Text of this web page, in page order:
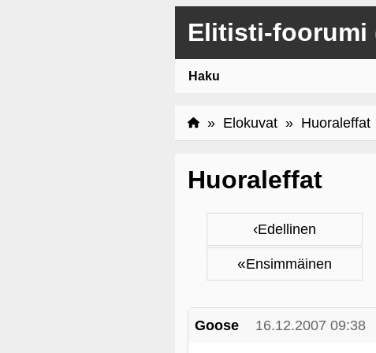
Elitisti-foorumi
Haku
» Elokuvat » Huoraleffat
Huoraleffat
‹Edellinen
«Ensimmäinen
Goose 16.12.2007 09:38